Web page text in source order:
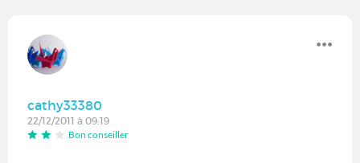
cathy33380
22/12/2011 à 09:19
Bon conseiller